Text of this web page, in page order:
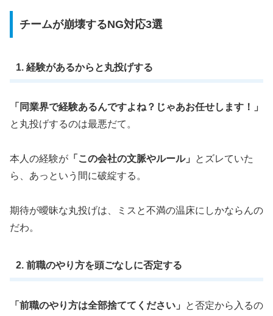
チームが崩壊するNG対応3選
1. 経験があるからと丸投げする
「同業界で経験あるんですよね？じゃあお任せします！」
と丸投げするのは最悪だて。
本人の経験が 「この会社の文脈やルール」
とズレていた
ら、あっという間に破綻する。
期待が曖昧な丸投げは、ミスと不満の温床にしかならんの
だわ。
2. 前職のやり方を頭ごなしに否定する
「前職のやり方は全部捨ててください」
と否定から入るの